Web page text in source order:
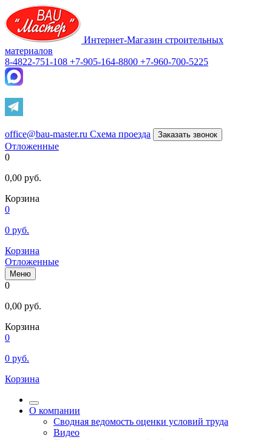
Интернет-Магазин строительных
материалов
8-4822-751-108 +7-905-164-8800 +7-960-700-5225
office@bau-master.ru Схема проезда Заказать звонок
Отложенные
0
0,00 руб.
Корзина
0
0 руб.
Корзина
Отложенные
Меню
0
0,00 руб.
Корзина
0
0 руб.
Корзина
О компании
Сводная ведомость оценки условий труда
Видео